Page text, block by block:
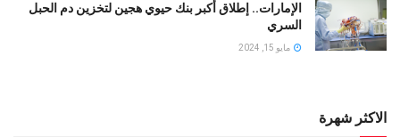
الإمارات.. إطلاق أكبر بنك حيوي هجين لتخزين دم الحبل
السري
مايو 15, 2024
الاكثر شهرة